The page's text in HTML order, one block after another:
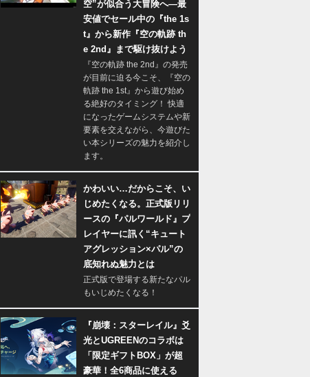
空”が似合う大冒険へ―最
安値でセール中の『the 1s
t』から新作『空の軌跡 th
e 2nd』まで駆け抜けよう
『空の軌跡 the 2nd』の発売
が目前に迫る今こそ、『空の
軌跡 the 1st』から遊び始め
る絶好のタイミング！ 快適
になったゲームシステムや新
要素を交えながら、今遊びた
い本シリーズの魅力を紹介し
ます。
かわいい…だからこそ、い
じめたくなる。正式版リリ
ースの『パルワールド』プ
レイヤーに訊く“キュート
アグレッション×パル”の
底知れぬ魅力とは
正式版で登場する新たなパル
もいじめたくなる！
『崩壊：スターレイル』爻
光とUGREENのコラボは
「限定ギフトBOX」が超
豪華！全6商品に使える